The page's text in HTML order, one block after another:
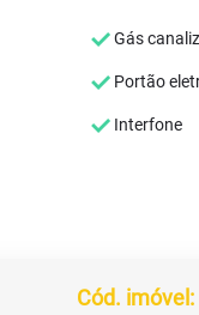
Gás
Portão
Interfone
Cód.